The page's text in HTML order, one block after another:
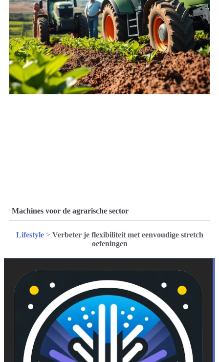
Machines voor de agrarische sector
Lifestyle> Verbeter je flexibiliteit met eenvoudige stretch
oefeningen